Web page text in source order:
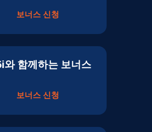
보너스 신청
와 함께하는 보너스
보너스 신청